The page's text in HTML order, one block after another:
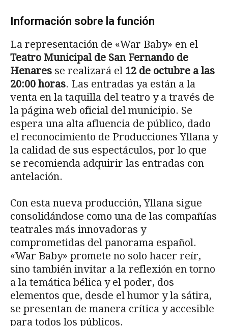
Información sobre la función
La representación de «War Baby» en el
Teatro Municipal de San Fernando de
Henares se realizará el 12 de octubre a las
20:00 horas. Las entradas ya están a la
venta en la taquilla del teatro y a través de
la página web oficial del municipio. Se
espera una alta afluencia de público, dado
el reconocimiento de Producciones Yllana y
la calidad de sus espectáculos, por lo que
se recomienda adquirir las entradas con
antelación.
Con esta nueva producción, Yllana sigue
consolidándose como una de las compañías
teatrales más innovadoras y
comprometidas del panorama español.
«War Baby» promete no solo hacer reír,
sino también invitar a la reflexión en torno
a la temática bélica y el poder, dos
elementos que, desde el humor y la sátira,
se presentan de manera crítica y accesible
para todos los públicos.